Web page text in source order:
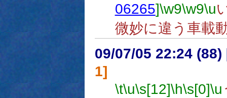
06265]\w9\w9\u
微妙に違う車載
09/07/05 22:24 (88)
1]
\t\u\s[12]\h\s[0]\u